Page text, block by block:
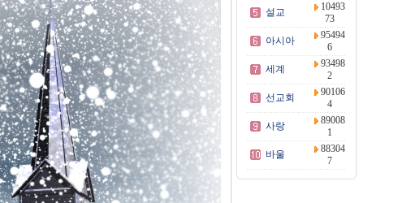
설교
10493
73
아시아
95494
6
세계
93498
2
선교회
90106
4
사랑
89008
1
바울
88304
7